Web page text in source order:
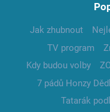
Jak zhubnout
TV program
Kdy budou volby
7 pádů Honzy
Tatarák